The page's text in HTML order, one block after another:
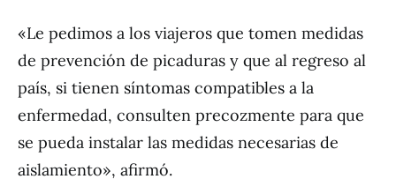
«Le pedimos a los viajeros que tomen medidas
de prevención de picaduras y que al regreso al
país, si tienen síntomas compatibles a la
enfermedad, consulten precozmente para que
se pueda instalar las medidas necesarias de
aislamiento», afirmó.